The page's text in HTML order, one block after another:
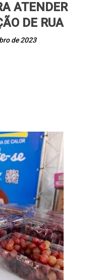
ATENDER
DE RUA
de 2023